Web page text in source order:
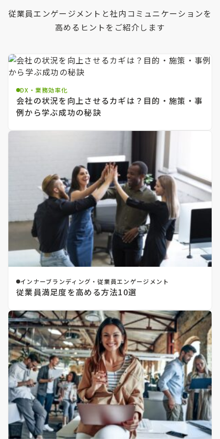
従業員エンゲージメントと社内コミュニケーションを
高めるヒントをご紹介します
会社の状況を向上させるカギは？目的・施策・事
例から学ぶ成功の秘訣
DX・業務効率化
従業員満足度を高める方法10選
インナーブランディング・従業員エンゲージメント